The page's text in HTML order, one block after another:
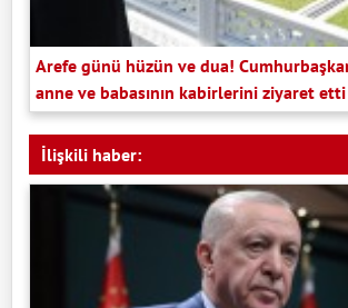
Arefe günü hüzün ve dua!
anne ve babasının kabirlerini ziyaret etti
İlişkili haber: